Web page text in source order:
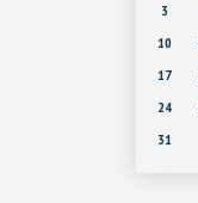
3
10
17
24
31